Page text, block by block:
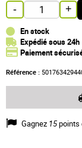
- +
En stock
Expédié sous 24h
Paiement
Référence :
Gagnez 15points